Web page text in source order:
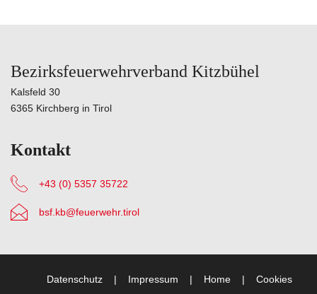
Bezirksfeuerwehrverband Kitzbühel
Kalsfeld 30
6365 Kirchberg in Tirol
Kontakt
+43 (0) 5357 35722
bsf.kb@feuerwehr.tirol
Datenschutz Impressum Home Cookies